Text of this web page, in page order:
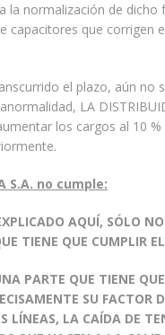
la normalización de dicho
capacitores que corrigen
el plazo, aún no
LA
los cargos al 10
S.A. no cumple:
AQUÍ, SÓLO
TIENE QUE CUMPLIR
PARTE QUE TIENE
SU FACTOR
LÍNEAS, LA CAÍDA DE